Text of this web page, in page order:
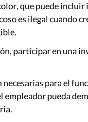
que puede
es ilegal cuando
participar en una
para el
empleador pueda